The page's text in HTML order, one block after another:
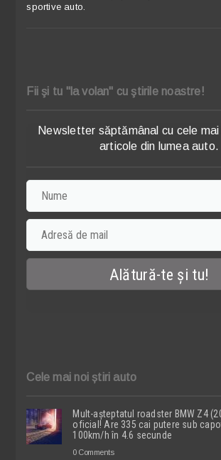
sportive auto.
Fii şi tu "la volan" cu ştirile noastre!
Newsletter săptămânal cu cele
articole din lumea auto.
Cele mai noi știri auto
Mult-așteptatul roadster BMW Z4
oficial! Are 335 cai putere sub
100km/h în 4.6 secunde
0 Comments